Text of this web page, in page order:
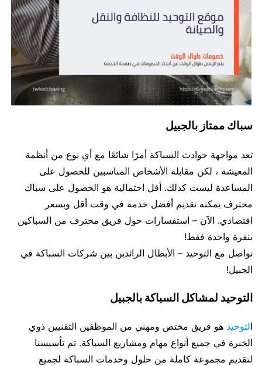
سباك ممتاز بالجبيل
تعد مواجهة حوادث السباكة أمرًا شائعًا مع أي نوع من أنظمة
المعيشة ، لكن مقابلة الأشخاص المناسبين للحصول على
المساعدة ليست كذلك. أقل احتمالية هو الحصول على سباك
محترف يمكنه تقديم أفضل خدمة في وقت أقل وبسعر
اقتصادي. الآن – استفسارات حول فريق محترف من السباكين
بنقرة واحدة فقط!
تواصل مع التوحيد – الأبطال الرائدين بين شركات السباكة في
الجبيل!
التوحيد لمشاكل السباكة بالجبيل
التوحيد هو فريق مختص ومهني من الموظفين التقنيين ذوي
الخبرة في جميع أنواع مهام ومشاريع السباكة. تم تأسيسنا
لتقديم مجموعة كاملة من حلول وخدمات السباكة لجميع